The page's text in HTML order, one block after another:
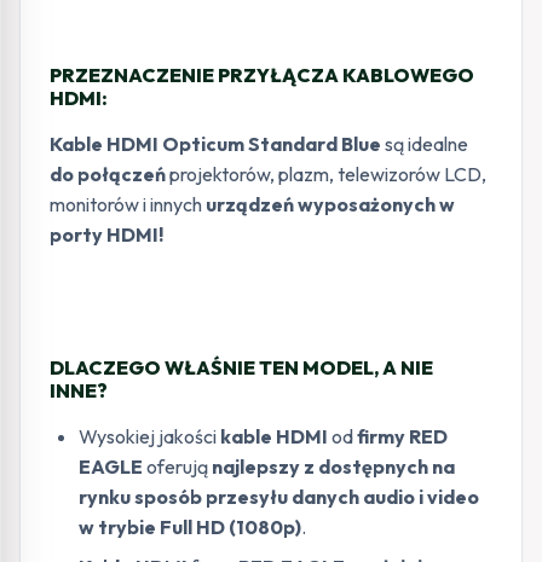
PRZEZNACZENIE PRZYŁĄCZA KABLOWEGO
HDMI:
Kable HDMI Opticum Standard Blue są idealne
do połączeńprojektorów, plazm, telewizorów LCD,
monitorów i innych urządzeń wyposażonych w
porty HDMI!
DLACZEGO WŁAŚNIE TEN MODEL, A NIE
INNE?
Wysokiej jakości kable HDMI odfirmy RED
EAGLE oferują najlepszy z dostępnych na
rynku sposób przesyłu danych audio i video
w trybie Full HD (1080p).